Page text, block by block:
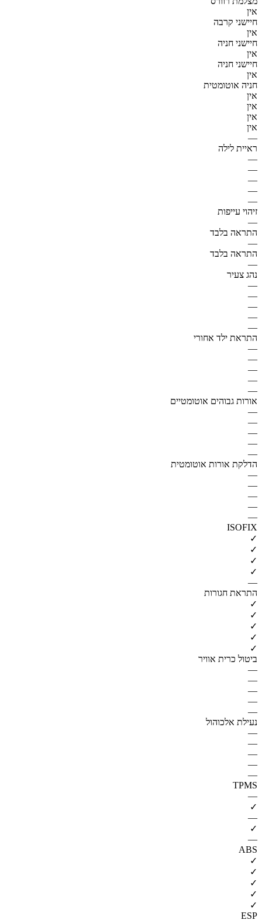
אין
חיישני קרבה
אין
חיישני חניה
אין
חיישני חניה
אין
חניה אוטומטית
אין
אין
אין
אין
—
ראיית לילה
—
—
—
—
—
זיהוי עייפות
—
התראה בלבד
—
התראה בלבד
—
נהג צעיר
—
—
—
—
—
התראת ילד אחורי
—
—
—
—
—
אורות גבוהים אוטומטיים
—
—
—
—
—
הדלקת אורות אוטומטית
—
—
—
—
—
ISOFIX
✓
✓
✓
✓
—
התראת חגורות
✓
✓
✓
✓
✓
ביטול כרית אוויר
—
—
—
—
—
נעילת אלכוהול
—
—
—
—
—
TPMS
—
✓
—
✓
—
ABS
✓
✓
✓
✓
✓
ESP